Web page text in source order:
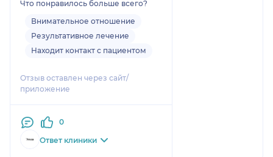
Что понравилось больше всего?
Внимательное отношение
Результативное лечение
Находит контакт с пациентом
Отзыв оставлен через сайт/
приложение
0
Ответ клиники